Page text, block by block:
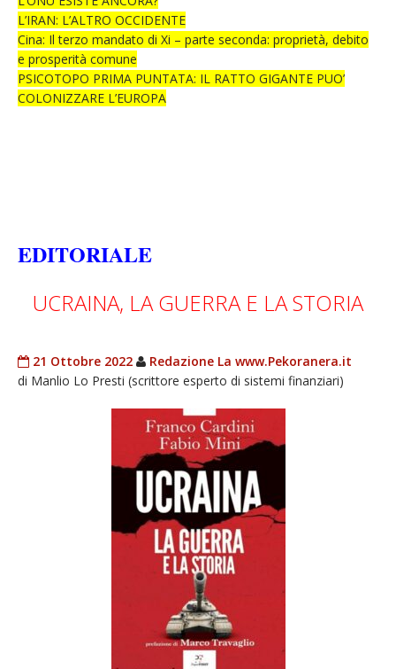
L’IRAN: L’ALTRO OCCIDENTE
Cina: Il terzo mandato di Xi – parte seconda: proprietà, debito
e prosperità comune
PSICOTOPO PRIMA PUNTATA: IL RATTO GIGANTE PUO’
COLONIZZARE L’EUROPA
EDITORIALE
UCRAINA, LA GUERRA E LA STORIA
21 Ottobre 2022
Redazione La www.Pekoranera.it
di Manlio Lo Presti (scrittore esperto di sistemi finanziari)